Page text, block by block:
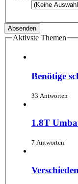
Aktivste Themen
Benötige
33 Antworten
1.8T
7 Antworten